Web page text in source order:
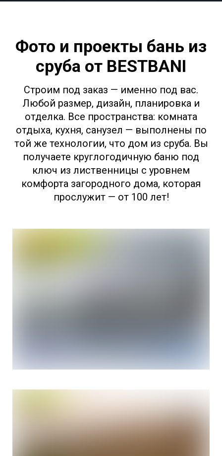
Фото и проекты бань из
сруба от BESTBANI
Строим под заказ — именно под вас.
Любой размер, дизайн, планировка и
отделка. Все пространства: комната
отдыха, кухня, санузел — выполнены по
той же технологии, что дом из сруба. Вы
получаете круглогодичную баню под
ключ из лиственницы с уровнем
комфорта загородного дома, которая
прослужит — от 100 лет!